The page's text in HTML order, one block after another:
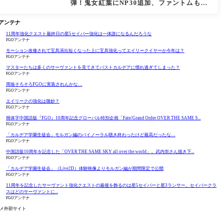
弾！鬼女紅葉にNP30追加、ファントムも大
ンテナ
11周年強化クエスト最終日の星5セイバー強化は一体誰になるんだろうな
FGOアンテナ
モーション改修されて宝具演出短くなった上に宝具強化ってエイリークイヤーか今年は？
FGOアンテナ
マスターたちは多くのサーヴァントを見てきてバストカルデアに慣れ過ぎてしまった？
FGOアンテナ
周瑜そろそろFGOに実装されんかな…
FGOアンテナ
エイリークの強化は微妙？
FGOアンテナ
簡体字中国語版『FGO』10周年記念グローバル特別企画「Fate/Grand Order OVER THE SAME S...
FGOアンテナ
「カルデア学園生徒会」モルガン編のバイノーラル聴き終わったけど最高だったな…
FGOアンテナ
中国語版10周年を記念した「OVER THE SAME SKY all over the world」。武内崇さん描き下...
FGOアンテナ
「カルデア学園生徒会」（Live2D）体験映像よりモルガン編が期間限定で公開
FGOアンテナ
11周年を記念したサーヴァント強化クエストの最後を飾るのは星5セイバーと星3ランサー。セイバークラ
スはどのサーヴァントに...
FGOアンテナ
外部サイト